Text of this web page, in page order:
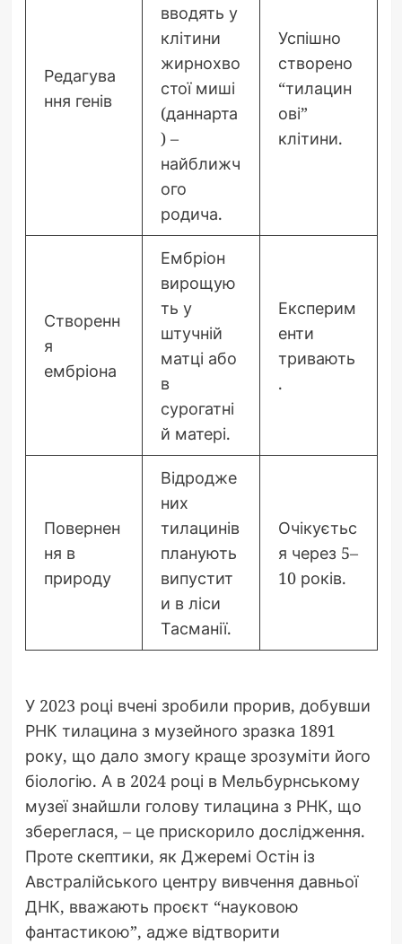
Редагува
ння генів
вводять у
клітини
жирнохво
стої миші
(даннарта
) –
найближч
ого
родича.
Успішно
створено
“тилацин
ові”
клітини.
Створенн
я
ембріона
Ембріон
вирощую
ть у
штучній
матці або
в
сурогатні
й матері.
Експерим
енти
тривають
.
Повернен
ня в
природу
Відродже
них
тилацинів
планують
випустит
и в ліси
Тасманії.
Очікуєтьс
я через 5–
10 років.
У 2023 році вчені зробили прорив, добувши
РНК тилацина з музейного зразка 1891
року, що дало змогу краще зрозуміти його
біологію. А в 2024 році в Мельбурнському
музеї знайшли голову тилацина з РНК, що
збереглася, – це прискорило дослідження.
Проте скептики, як Джеремі Остін із
Австралійського центру вивчення давньої
ДНК, вважають проєкт “науковою
фантастикою”, адже відтворити